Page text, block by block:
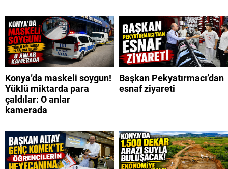
Konya’da maskeli soygun!
Yüklü miktarda para
çaldılar: O anlar
kamerada
Başkan Pekyatırmacı’dan
esnaf ziyareti